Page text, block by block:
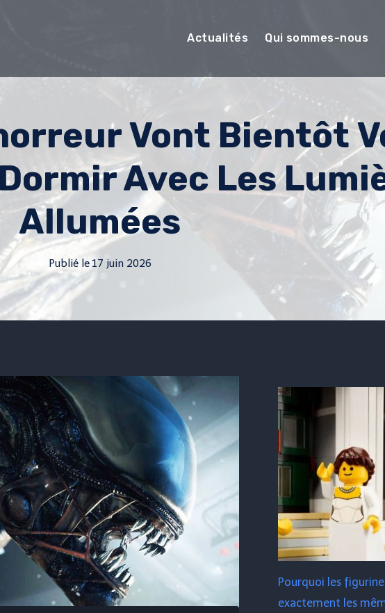
Actualités Qui sommes-nous
Vont Bientôt
Avec Les
Allumées
Publié le17 juin 2026
Pourquoi les
exactement les